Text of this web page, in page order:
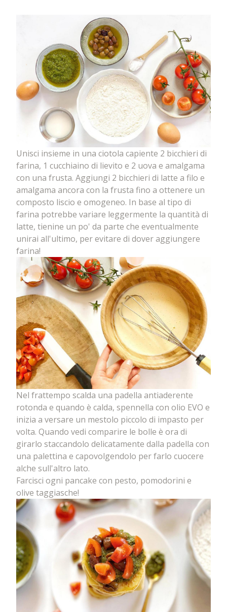
Unisci insieme in una ciotola capiente 2 bicchieri di
farina, 1 cucchiaino di lievito e 2 uova e amalgama
con una frusta. Aggiungi 2 bicchieri di latte a filo e
amalgama ancora con la frusta fino a ottenere un
composto liscio e omogeneo. In base al tipo di
farina potrebbe variare leggermente la quantità di
latte, tienine un po' da parte che eventualmente
unirai all'ultimo, per evitare di dover aggiungere
farina!
Nel frattempo scalda una padella antiaderente
rotonda e quando è calda, spennella con olio EVO e
inizia a versare un mestolo piccolo di impasto per
volta. Quando vedi comparire le bolle è ora di
girarlo staccandolo delicatamente dalla padella con
una palettina e capovolgendolo per farlo cuocere
alche sull'altro lato.
Farcisci ogni pancake con pesto, pomodorini e
olive taggiasche!